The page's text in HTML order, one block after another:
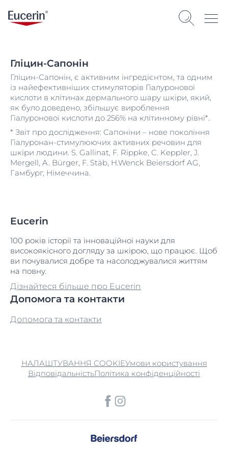
Гліцин-Сапонін
Гліцин-Сапонін, є активним інгредієнтом, та одним
із найефективніших стимуляторів Гіалуронової
кислоти в клітинах дермального шару шкіри, який,
як було доведено, збільшує вироблення
Гіалуронової кислоти до 256% на клітинному рівні*.
* Звіт про дослідження: Сапоніни – нове покоління
Гіалуронан-стимулюючих активних речовин для
шкіри людини. S. Gallinat, F. Rippke, C. Keppler, J.
Mergell, A. Bürger, F. Stäb, H.Wenck Beiersdorf AG,
Гамбург, Німеччина.
Eucerin
100 років історії та інноваційної науки для
високоякісного догляду за шкірою, що працює. Щоб
ви почувалися добре та насолоджувалися життям
на повну.
Дізнайтеся більше про Eucerin
Допомога та контакти
Допомога та контакти
НАЛАШТУВАННЯ COOKIEУмови користування
ВідповідальністьПолітика конфіденційності